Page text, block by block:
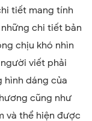
tiết mang tính
chi tiết bản
chịu khó nhìn
viết phải
hình dáng của
cũng như
và thể hiện được